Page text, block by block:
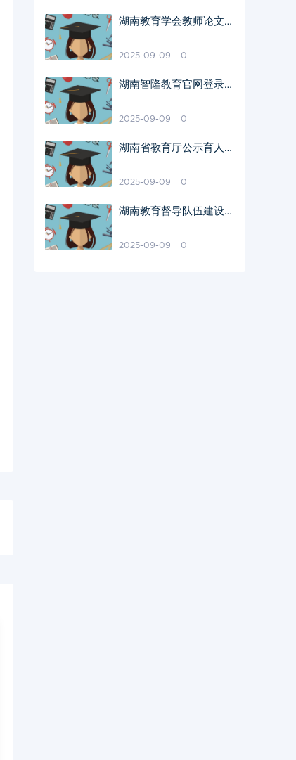
湖南教育学会教师论文提
2025-09-09 0
湖南智隆教育官网登录入
2025-09-09 0
湖南省教育厅公示育人楷
2025-09-09 0
湖南教育督导队伍建设现
2025-09-09 0